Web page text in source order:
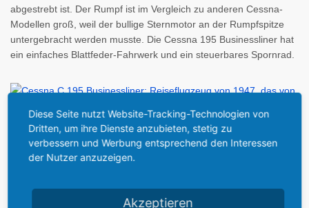
abgestrebt ist. Der Rumpf ist im Vergleich zu anderen Cessna-
Modellen groß, weil der bullige Sternmotor an der Rumpfspitze
untergebracht werden musste. Die Cessna 195 Businessliner hat
ein einfaches Blattfeder-Fahrwerk und ein steuerbares Spornrad.
Technische Daten:
Cessna
Diese Seite nutzt Website-Tracking-Technologien von
Dritten, um ihre Dienste anzubieten, stetig zu
verbessern und Werbung entsprechend den Interessen
der Nutzer anzuzeigen.
Akzeptieren